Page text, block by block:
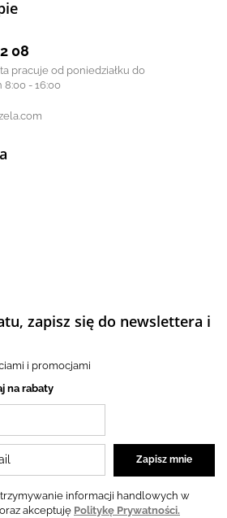
08
pracuje od poniedziałku do
8:00 - 16:00
zapisz się do newslettera i
i promocjami
na rabaty
informacji handlowych w
akceptuję Politykę Prywatności.